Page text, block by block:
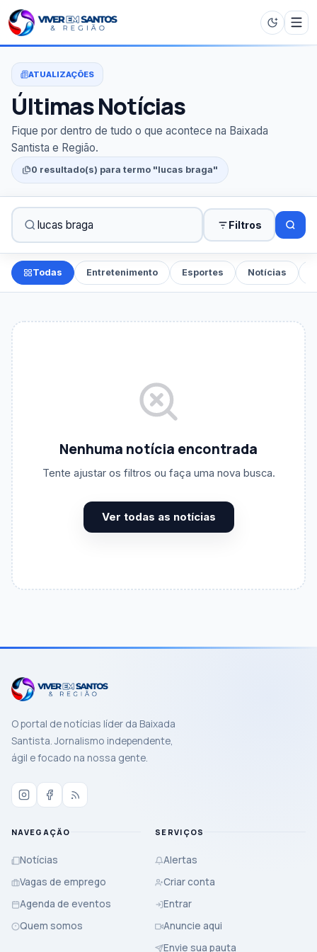
ATUALIZAÇÕES
Últimas Notícias
Fique por dentro de tudo o que acontece na Baixada
Santista e Região.
0 resultado(s) para termo "lucas braga"
Filtros
Todas Entretenimento Esportes Notícias
CATEGORIA
Todas as categorias
Nenhuma notícia encontrada
Tente ajustar os filtros ou faça uma nova busca.
Ver todas as notícias
O portal de notícias líder da Baixada
Santista. Jornalismo independente,
ágil e focado na nossa gente.
NAVEGAÇÃO
Notícias
Vagas de emprego
Agenda de eventos
Quem somos
SERVIÇOS
Alertas
Criar conta
Entrar
Anuncie aqui
Envie sua pauta